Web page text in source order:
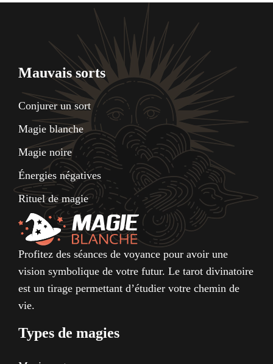
Mauvais sorts
Conjurer un sort
Magie blanche
Magie noire
Énergies négatives
Rituel de magie
Profitez des séances de voyance pour avoir une
vision symbolique de votre futur. Le tarot divinatoire
est un tirage permettant d’étudier votre chemin de
vie.
Types de magies